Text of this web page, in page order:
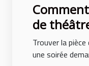
de
réussie ?
Trouver la
une soirée